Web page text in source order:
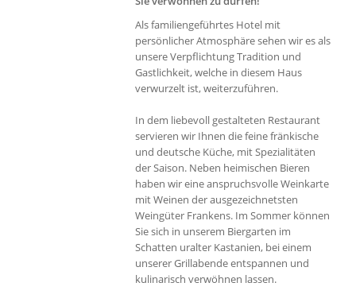
Als familiengeführtes Hotel mit
persönlicher Atmosphäre sehen wir es als
unsere Verpflichtung Tradition und
Gastlichkeit, welche in diesem Haus
verwurzelt ist, weiterzuführen.
In dem liebevoll gestalteten Restaurant
servieren wir Ihnen die feine fränkische
und deutsche Küche, mit Spezialitäten
der Saison. Neben heimischen Bieren
haben wir eine anspruchsvolle Weinkarte
mit Weinen der ausgezeichnetsten
Weingüter Frankens. Im Sommer können
Sie sich in unserem Biergarten im
Schatten uralter Kastanien, bei einem
unserer Grillabende entspannen und
kulinarisch verwöhnen lassen.